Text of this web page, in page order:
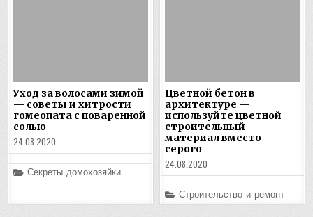
Уход за волосами зимой
— советы и хитрости
гомеопата с поваренной
солью
24.08.2020
Posted
Секреты домохозяйки
Цветной бетон в
архитектуре —
используйте цветной
строительный
материал вместо
серого
24.08.2020
Posted
in
Строительство и ремонт